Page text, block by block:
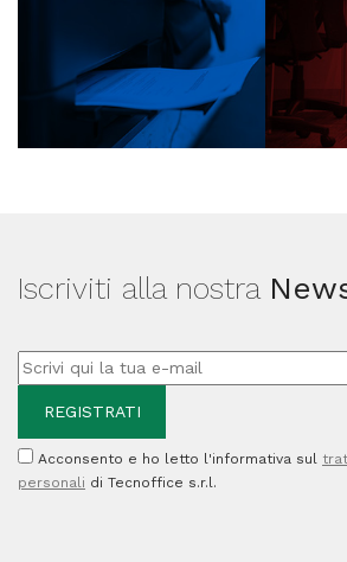
Iscriviti alla nostra
Acconsento e ho letto l'informativa sul
personali di Tecnoffice s.r.l.